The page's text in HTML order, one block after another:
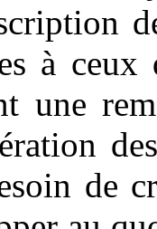
à
une
de